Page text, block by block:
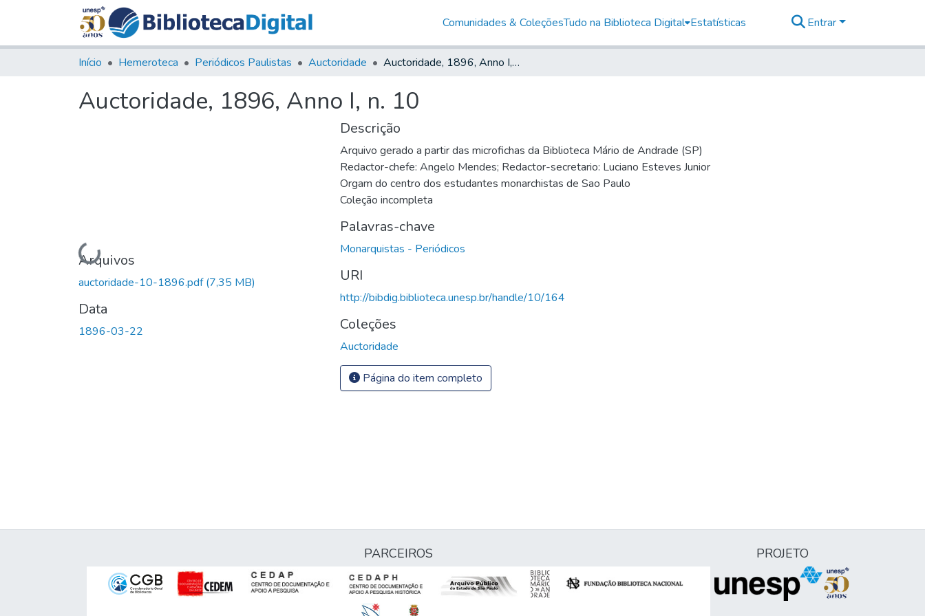
Comunidades & ColeçõesTudo na Biblioteca Digital Estatísticas Entrar
Início Hemeroteca Periódicos Paulistas Auctoridade Auctoridade, 1896, Anno I, n. 10
Auctoridade, 1896, Anno I, n. 10
Carregando...
Arquivos
auctoridade-10-1896.pdf(7,35 MB)
Data
1896-03-22
Descrição
Arquivo gerado a partir das microfichas da Biblioteca Mário de Andrade (SP)
Redactor-chefe: Angelo Mendes; Redactor-secretario: Luciano Esteves Junior
Orgam do centro dos estudantes monarchistas de Sao Paulo
Coleção incompleta
Palavras-chave
Monarquistas - Periódicos
URI
http://bibdig.biblioteca.unesp.br/handle/10/164
Coleções
Auctoridade
Página do item completo
PARCEIROS PROJETO